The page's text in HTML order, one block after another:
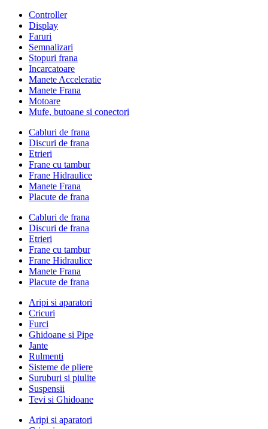
Controller
Display
Faruri
Semnalizari
Stopuri frana
Incarcatoare
Manete Acceleratie
Manete Frana
Motoare
Mufe, butoane si conectori
Cabluri de frana
Discuri de frana
Etrieri
Frane cu tambur
Frane Hidraulice
Manete Frana
Placute de frana
Cabluri de frana
Discuri de frana
Etrieri
Frane cu tambur
Frane Hidraulice
Manete Frana
Placute de frana
Aripi si aparatori
Cricuri
Furci
Ghidoane si Pipe
Jante
Rulmenti
Sisteme de pliere
Suruburi si piulite
Suspensii
Tevi si Ghidoane
Aripi si aparatori